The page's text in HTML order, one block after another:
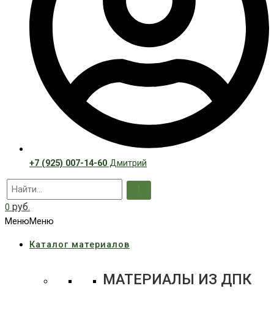
+7 (925) 007-14-60 Дмитрий
0 руб.
МенюМеню
Каталог материалов
МАТЕРИАЛЫ ИЗ ДПК